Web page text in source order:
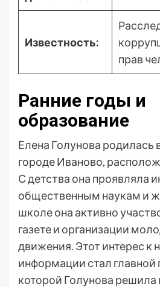
Известность:
прав
Ранние годы и
образование
Елена Голунова родилась
городе Иваново,
С детства она проявляла
общественным наукам и
школе она активно
газете и организации
движения. Этот интерес к
информации стал главной
которой Голунова решила